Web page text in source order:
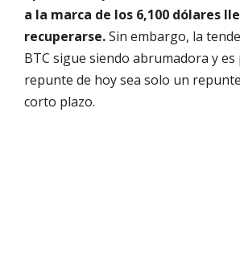
a la marca de los 6,100 dólares
recuperarse.Sin embargo, la
BTC sigue siendo abrumadora y
repunte de hoy sea solo un
corto plazo.